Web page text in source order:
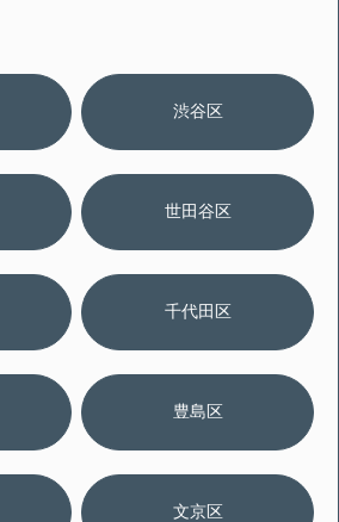
渋谷区
世田谷区
千代田区
豊島区
文京区